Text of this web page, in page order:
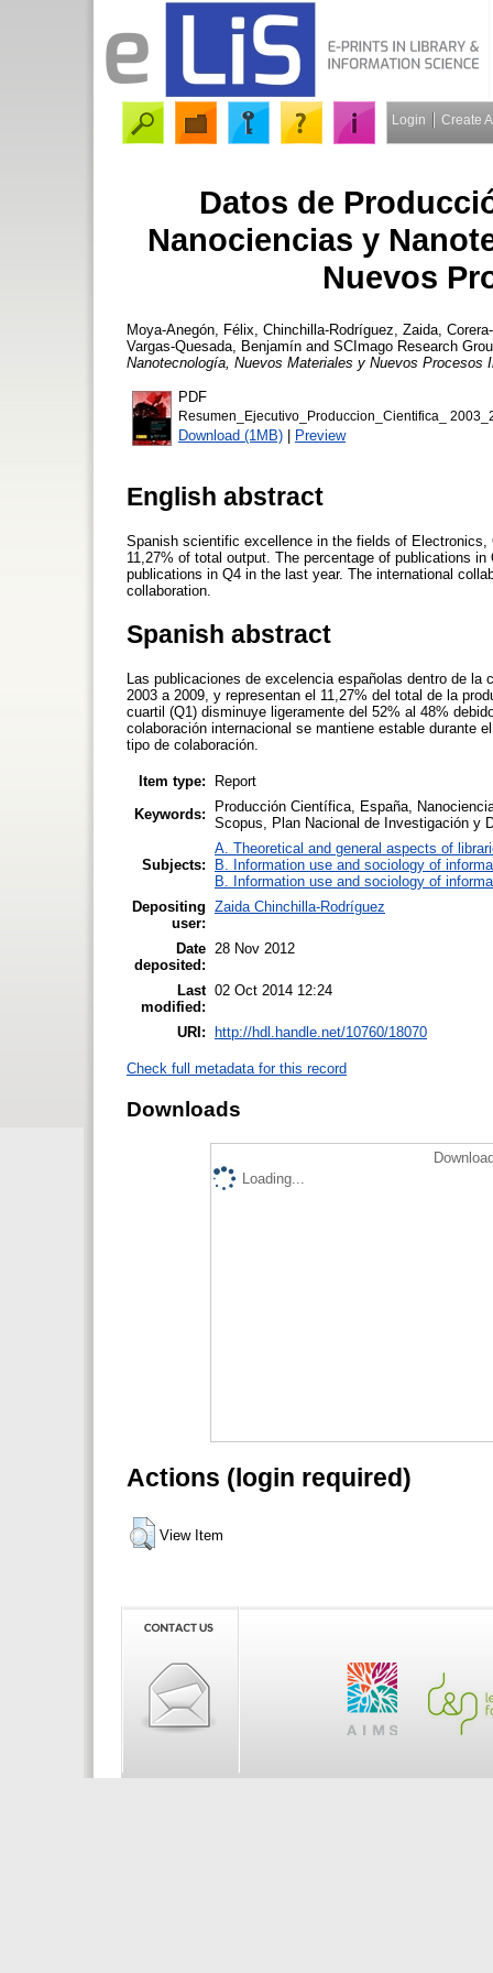
Login Create
Datos de
Nanociencias y
Nuevos
Moya-Anegón, Félix Chinchilla-Rodríguez, Zaida
Vargas-Quesada, Benjamín and SCImago Research
Nanotecnología, Nuevos Materiales y Nuevos Procesos
PDF
Resumen_Ejecutivo_Produccion_Cientifica_
Download (1MB) | Preview
English abstract
Spanish scientific excellence in the fields of
11,27% of total output. The percentage of publications
publications in Q4 in the last year. The international
collaboration.
Spanish abstract
Las publicaciones de excelencia españolas dentro de
2003 a 2009, y representan el 11,27% del total de la
cuartil (Q1) disminuye ligeramente del 52% al 48%
colaboración internacional se mantiene estable durante
tipo de colaboración.
Item type:
Report
Keywords:
Producción Científica, España,
Scopus, Plan Nacional de Investigación y
Subjects:
A. Theoretical and general aspects of
B. Information use and sociology of
B. Information use and sociology of
Depositing
user:
Zaida Chinchilla-Rodríguez
Date
deposited:
28 Nov 2012
Last
modified:
02 Oct 2014 12:24
URI: http://hdl.handle.net/10760/18070
Check full metadata for this record
Downloads
Loading...
Actions (login required)
View Item